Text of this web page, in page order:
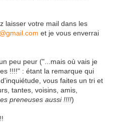
laisser votre mail dans les
et je vous enverrai
peu peur ("...mais où vais je
!!!!" : étant la remarque qui
vous faites un tri et
tantes, voisins, amis,
preneuses aussi !!!!)